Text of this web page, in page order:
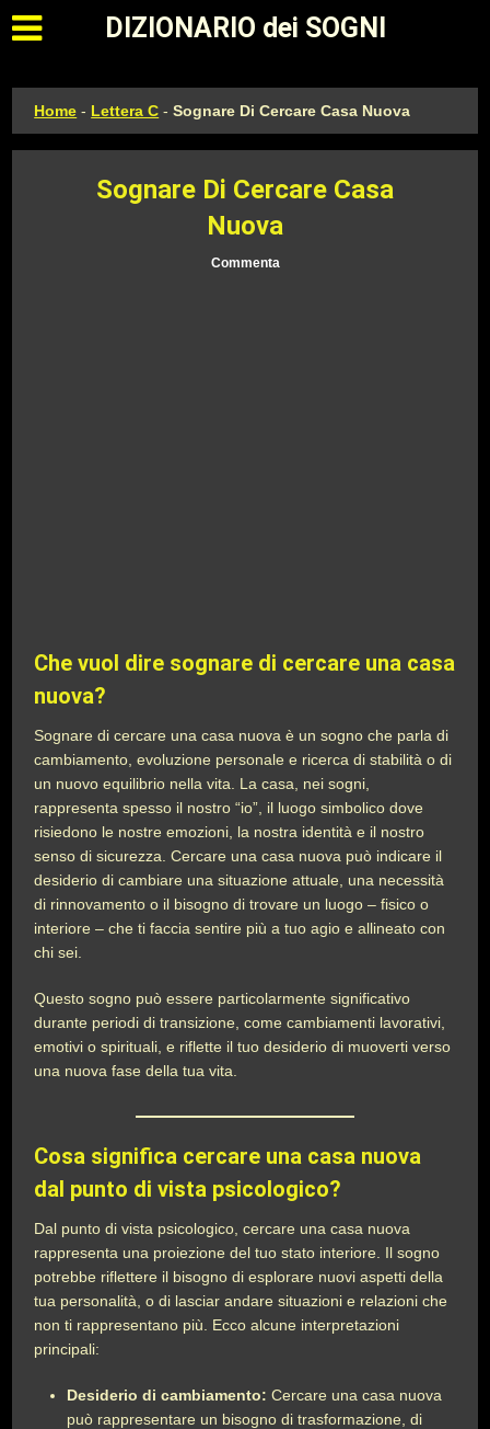
Apri il menu principale
DIZIONARIO dei SOGNI
Home - Lettera C -Sognare Di Cercare Casa Nuova
Sognare Di Cercare Casa
Nuova
Commenta
Che vuol dire sognare di cercare una casa
nuova?
Sognare di cercare una casa nuova è un sogno che parla di
cambiamento, evoluzione personale e ricerca di stabilità o di
un nuovo equilibrio nella vita. La casa, nei sogni,
rappresenta spesso il nostro “io”, il luogo simbolico dove
risiedono le nostre emozioni, la nostra identità e il nostro
senso di sicurezza. Cercare una casa nuova può indicare il
desiderio di cambiare una situazione attuale, una necessità
di rinnovamento o il bisogno di trovare un luogo – fisico o
interiore – che ti faccia sentire più a tuo agio e allineato con
chi sei.
Questo sogno può essere particolarmente significativo
durante periodi di transizione, come cambiamenti lavorativi,
emotivi o spirituali, e riflette il tuo desiderio di muoverti verso
una nuova fase della tua vita.
Cosa significa cercare una casa nuova
dal punto di vista psicologico?
Dal punto di vista psicologico, cercare una casa nuova
rappresenta una proiezione del tuo stato interiore. Il sogno
potrebbe riflettere il bisogno di esplorare nuovi aspetti della
tua personalità, o di lasciar andare situazioni e relazioni che
non ti rappresentano più. Ecco alcune interpretazioni
principali:
Desiderio di cambiamento: Cercare una casa nuova
può rappresentare un bisogno di trasformazione, di